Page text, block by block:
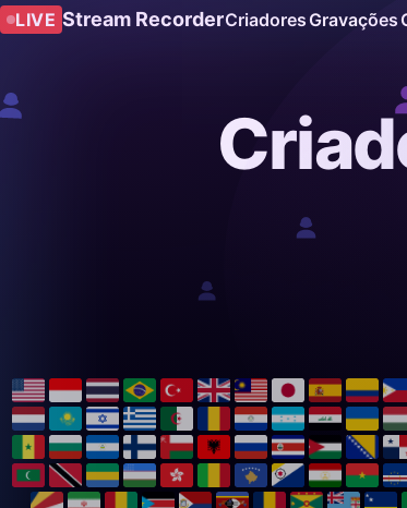
LIVE Stream RecorderCriadores Gravações